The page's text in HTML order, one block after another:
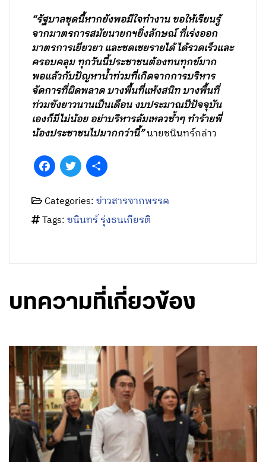
“รัฐบาลชุดนี้หากยังพอมีใจทำงาน ขอให้เรียนรู้
จากมาตรการสมัยนายกฯยิ่งลักษณ์ ที่เร่งออก
มาตรการเยียวยา และชดเชยรายได้ ได้รวดเร็วและ
ครอบคลุม ทุกวันนี้ประชาชนต้องทนทุกข์มาก
พอแล้วกับปัญหาน้ำท่วมที่เกิดจากการบริหาร
จัดการที่ผิดพลาด บางพื้นที่แห้งสนิท บางพื้นที่
ท่วมขังยาวนานเป็นเดือน งบประมาณปีปัจจุบัน
เองก็มีไม่น้อย อย่าบริหารล้มเหลวซ้ำๆ ทำร้ายพี่
น้องประชาชนไปมากกว่านี้”นายชนินทร์กล่าว
FacebookTwitter
Categories:ข่าวสารจากพรรค
Tags:ชนินทร์ รุ่งธนเกียรติ
บทความที่เกี่ยวข้อง